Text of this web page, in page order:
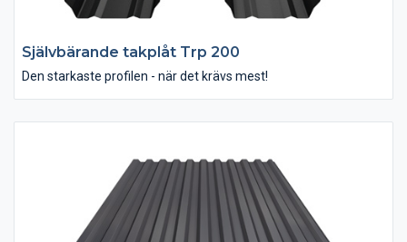
Självbärande takplåt Trp 200
Den starkaste profilen - när det krävs mest!